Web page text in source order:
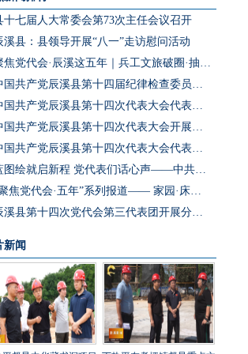
十七届人大常委会第73次主任会议召开
溪县：县领导开展“八一”走访慰问活动
聚焦党代会·辰溪这五年｜兵工文旅破圈·抽水蓄能冲刺·园区集群成势 辰溪把产业“老底子”变为发展“新引擎”
中国共产党辰溪县第十四届纪律检查委员会第一次全体会议召开
中国共产党辰溪县第十四次代表大会代表团第四次会议开展分团预选
中国共产党辰溪县第十四次代表大会开展代表团第三次会议分团讨论
中国共产党辰溪县第十四次代表大会代表团第二次会议开展分团讨论
蓝图绘就启新程 党代表们话心声——中共辰溪县第十四次党代会代表访谈
“聚焦党代会·五年”系列报道—— 家园·床位·课桌三个坐标读懂辰溪民生温度
辰溪县第十四次党代会第三代表团开展分团讨论
新闻